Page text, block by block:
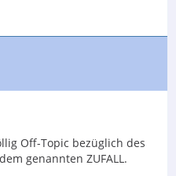
Off-Topic bezüglich des
genannten ZUFALL.